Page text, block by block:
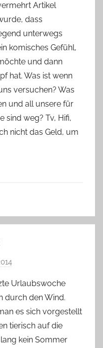
n
Y
v
o
n
n
e
Artikel
dass
unterwegs
komisches Gefühl,
und dann
hat. Was ist wenn
versuchen? Was
und all unsere für
sind weg? Tv, Hifi,
nicht das Geld, um
n
Y
v
o
n
Urlaubswoche
durch den Wind.
es sich vorgestellt
tierisch auf die
kein Sommer